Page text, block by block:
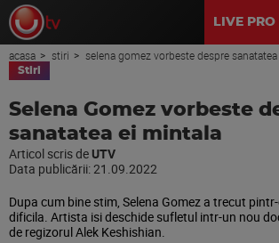
LIVE PRO
acasa stiri selena gomez vorbeste despre
Stiri
Selena Gomez vorbeste
sanatatea ei mintala
Articol scris de UTV
Data publicării:21.09.2022
Dupa cum bine stim, Selena Gomez a trecut
dificila. Artista isi deschide sufletul intr-un nou
de regizorul Alek Keshishian.